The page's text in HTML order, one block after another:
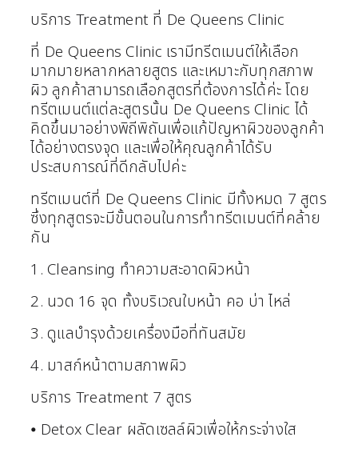
บริการ Treatment ที่ De Queens Clinic
ที่ De Queens Clinic เรามีทรีตเมนต์ให้เลือก
มากมายหลากหลายสูตร และเหมาะกับทุกสภาพ
ผิว ลูกค้าสามารถเลือกสูตรที่ต้องการได้ค่ะ โดย
ทรีตเมนต์แต่ละสูตรนั้น De Queens Clinic ได้
คิดขึ้นมาอย่างพิถีพิถันเพื่อแก้ปัญหาผิวของลูกค้า
ได้อย่างตรงจุด และเพื่อให้คุณลูกค้าได้รับ
ประสบการณ์ที่ดีกลับไปค่ะ
ทรีตเมนต์ที่ De Queens Clinic มีทั้งหมด 7 สูตร
ซึ่งทุกสูตรจะมีขั้นตอนในการทำทรีตเมนต์ที่คล้าย
กัน
1. Cleansing ทำความสะอาดผิวหน้า
2. นวด 16 จุด ทั้งบริเวณใบหน้า คอ บ่า ไหล่
3. ดูแลบำรุงด้วยเครื่องมือที่ทันสมัย
4. มาสก์หน้าตามสภาพผิว
บริการ Treatment 7 สูตร
⦁ Detox Clear ผลัดเซลล์ผิวเพื่อให้กระจ่างใส